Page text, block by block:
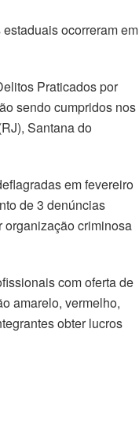
ocorreram em
Praticados por
sendo cumpridos nos
Santana do
em fevereiro
de 3 denúncias
organização criminosa
com oferta de
amarelo, vermelho,
obter lucros